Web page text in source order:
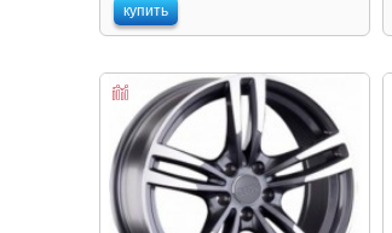
купить